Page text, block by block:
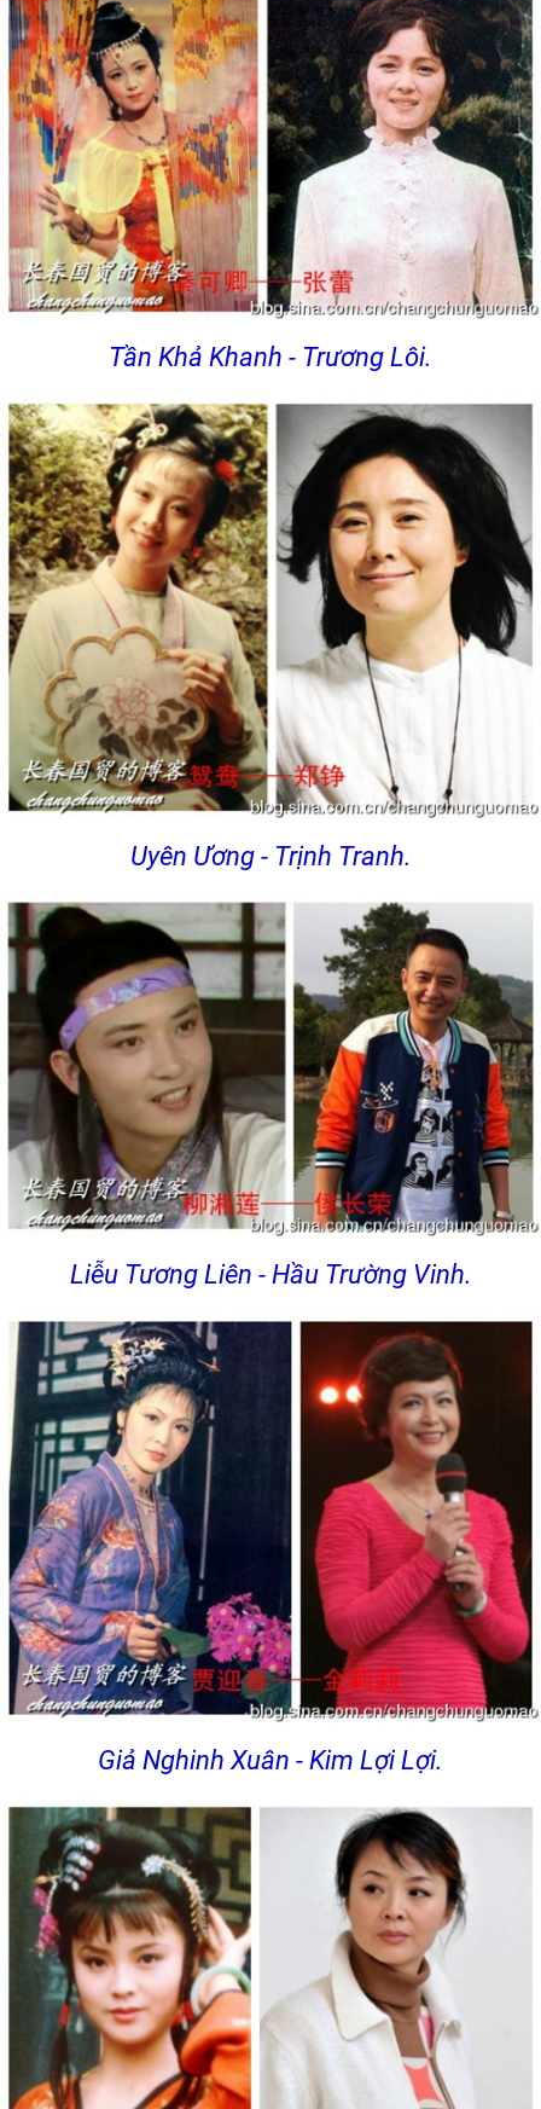
Tần Khả Khanh - Trương Lôi.
Uyên Ương - Trịnh Tranh.
Liễu Tương Liên - Hầu Trường Vinh.
Giả Nghinh Xuân - Kim Lợi Lợi.